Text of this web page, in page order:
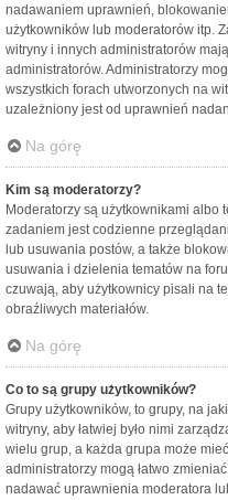
nadawaniem uprawnień,
użytkowników lub moderatorów itp.
witryny i innych administratorów
administratorów. Administratorzy
wszystkich forach utworzonych na
uzależniony jest od uprawnień
Na górę
Kim są moderatorzy?
Moderatorzy są użytkownikami albo
zadaniem jest codzienne
lub usuwania postów, a także
usuwania i dzielenia tematów na
czuwają, aby użytkownicy pisali na
obraźliwych materiałów.
Na górę
Co to są grupy użytkowników?
Grupy użytkowników, to grupy, na
witryny, aby łatwiej było nimi
wielu grup, a każda grupa może
administratorzy mogą łatwo
nadawać uprawnienia moderatora